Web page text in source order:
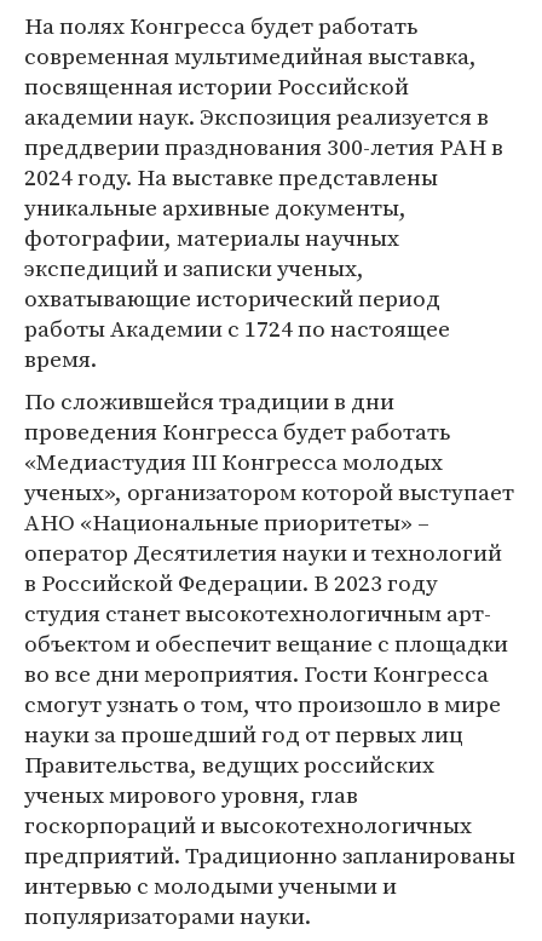
На полях Конгресса будет работать
современная мультимедийная выставка,
посвященная истории Российской
академии наук. Экспозиция реализуется в
преддверии празднования 300-летия РАН в
2024 году. На выставке представлены
уникальные архивные документы,
фотографии, материалы научных
экспедиций и записки ученых,
охватывающие исторический период
работы Академии с 1724 по настоящее
время.
По сложившейся традиции в дни
проведения Конгресса будет работать
«Медиастудия III Конгресса молодых
ученых», организатором которой выступает
АНО «Национальные приоритеты» –
оператор Десятилетия науки и технологий
в Российской Федерации. В 2023 году
студия станет высокотехнологичным арт-
объектом и обеспечит вещание с площадки
во все дни мероприятия. Гости Конгресса
смогут узнать о том, что произошло в мире
науки за прошедший год от первых лиц
Правительства, ведущих российских
ученых мирового уровня, глав
госкорпораций и высокотехнологичных
предприятий. Традиционно запланированы
интервью с молодыми учеными и
популяризаторами науки.